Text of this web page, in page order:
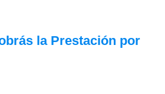
la Prestación por